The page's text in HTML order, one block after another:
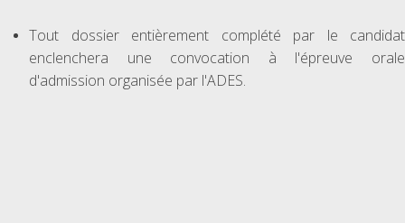
Tout dossier entièrement complété par le candidat
enclenchera une convocation à l'épreuve orale
d'admission organisée par l'ADES.